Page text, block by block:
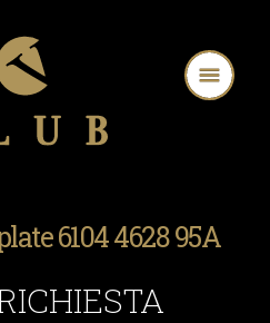
6104 4628 95A